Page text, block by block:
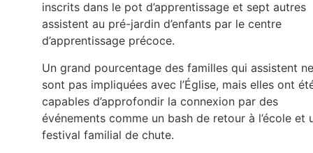
inscrits dans le pot d’apprentissage et sept autres
assistent au pré-jardin d’enfants par le centre
d’apprentissage précoce.
Un grand pourcentage des familles qui assistent ne
sont pas impliquées avec l’Église, mais elles ont
capables d’approfondir la connexion par des
événements comme un bash de retour à l’école et
festival familial de chute.